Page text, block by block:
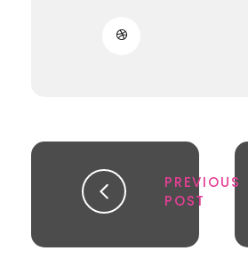
PREVIOUS
POST